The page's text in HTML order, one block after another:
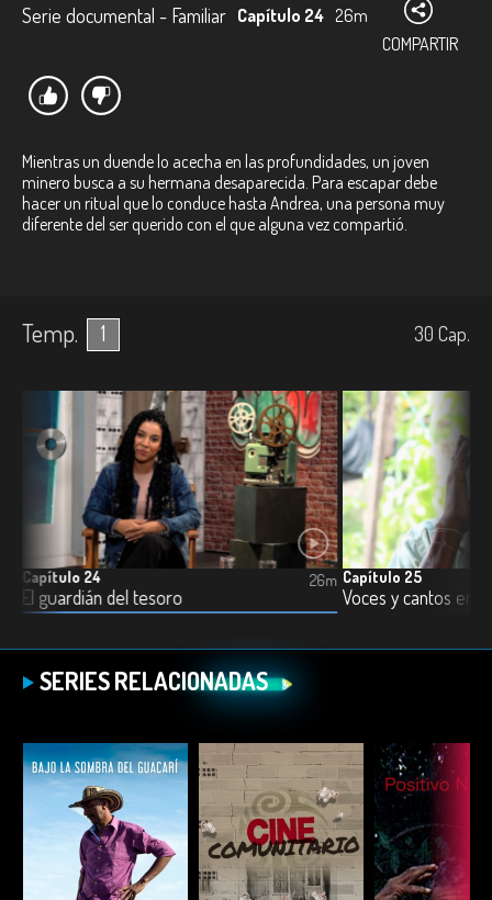
Serie documental - Familiar Capítulo 24 26m
COMPARTIR
Mientras un duende lo acecha en las profundidades, un joven
minero busca a su hermana desaparecida. Para escapar debe
hacer un ritual que lo conduce hasta Andrea, una persona muy
diferente del ser querido con el que alguna vez compartió.
Temp. 1 30 Cap.
Capítulo 24
El guardián del tesoro
26m Capítulo 25
Voces y cantos
SERIES RELACIONADAS